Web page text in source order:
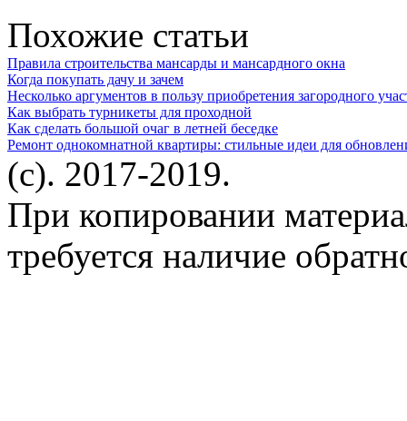
Похожие статьи
Правила строительства мансарды и мансардного окна
Когда покупать дачу и зачем
Несколько аргументов в пользу приобретения загородного
Как выбрать турникеты для проходной
Как сделать большой очаг в летней беседке
Ремонт однокомнатной квартиры: стильные идеи для
(c). 2017-2019.
При копировании
требуется наличие